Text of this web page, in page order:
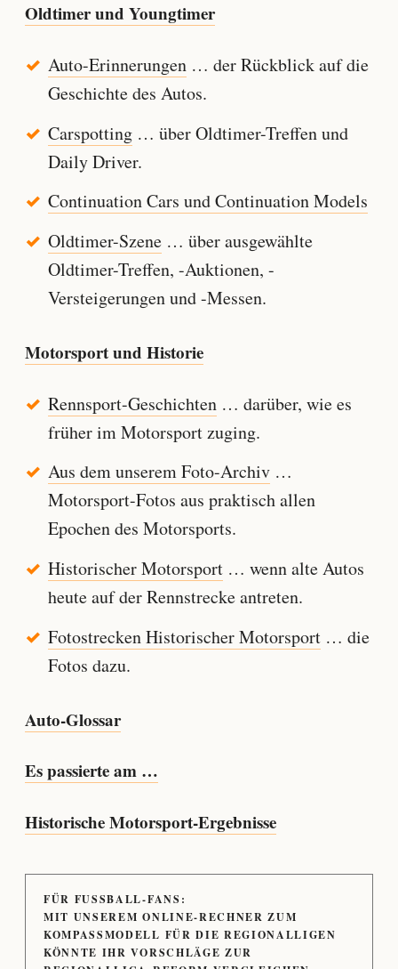
Oldtimer und Youngtimer
Auto-Erinnerungen… der Rückblick auf die
Geschichte des Autos.
Carspotting… über Oldtimer-Treffen und
Daily Driver.
Continuation Cars und Continuation Models
Oldtimer-Szene… über ausgewählte
Oldtimer-Treffen, -Auktionen, -
Versteigerungen und -Messen.
Motorsport und Historie
Rennsport-Geschichten… darüber, wie es
früher im Motorsport zuging.
Aus dem unserem Foto-Archiv…
Motorsport-Fotos aus praktisch allen
Epochen des Motorsports.
Historischer Motorsport… wenn alte Autos
heute auf der Rennstrecke antreten.
Fotostrecken Historischer Motorsport… die
Fotos dazu.
Auto-Glossar
Es passierte am …
Historische Motorsport-Ergebnisse
FÜR FUSSBALL-FANS:
MIT UNSEREM ONLINE-RECHNER ZUM
KOMPASSMODELL FÜR DIE REGIONALLIGEN
KÖNNTE IHR VORSCHLÄGE ZUR